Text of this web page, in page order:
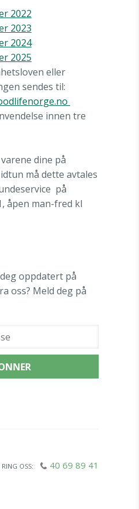
2022
2023
2024
2025
eller
sendes til:
innen tre
dine på
må dette avtales
på
åpen man-fred kl
oppdatert på
oss? Meld deg på
RING OSS: 40 69 89 41